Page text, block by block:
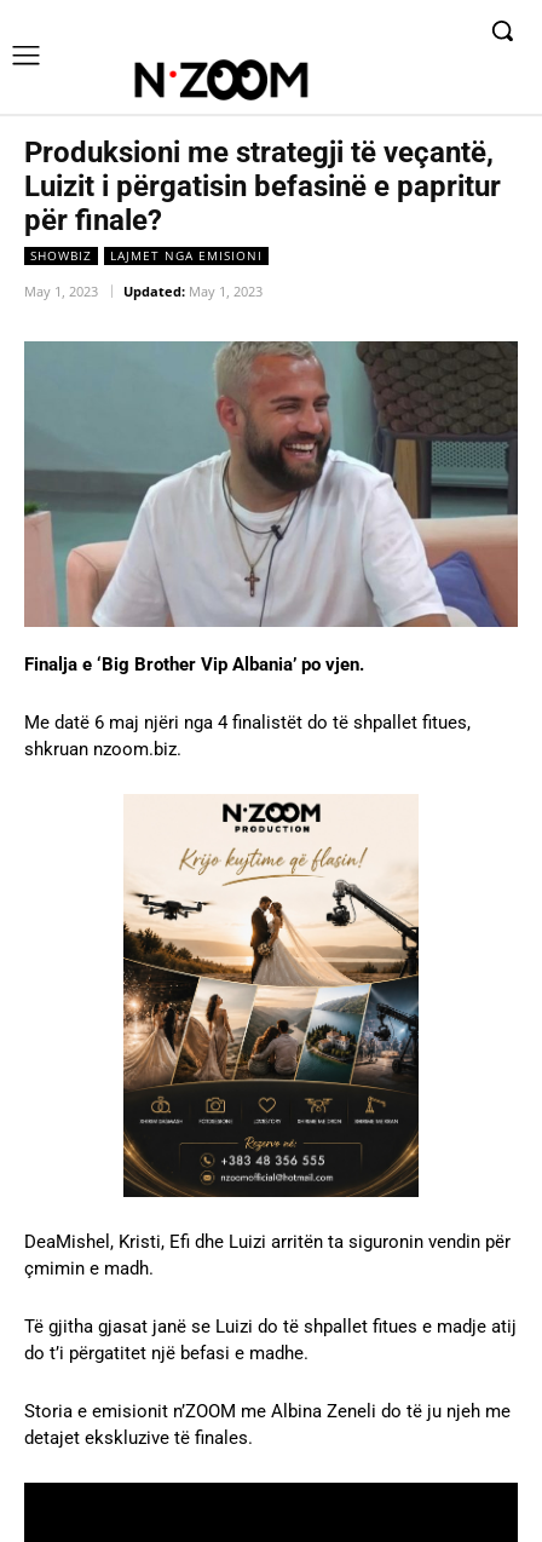
Produksioni me strategji të veçantë,
Luizit i përgatisin befasinë e papritur
për finale?
SHOWBIZ LAJMET NGA EMISIONI
May 1, 2023 Updated: May 1, 2023
Finalja e ‘Big Brother Vip Albania’ po vjen.
Me datë 6 maj njëri nga 4 finalistët do të shpallet fitues,
shkruan nzoom.biz.
DeaMishel, Kristi, Efi dhe Luizi arritën ta siguronin vendin për
çmimin e madh.
Të gjitha gjasat janë se Luizi do të shpallet fitues e madje atij
do t’i përgatitet një befasi e madhe.
Storia e emisionit n’ZOOM me Albina Zeneli do të ju njeh me
detajet ekskluzive të finales.